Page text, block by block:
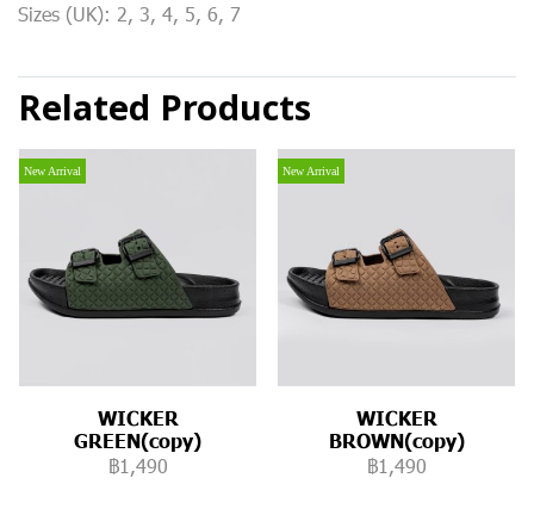
Sizes (UK): 2, 3, 4, 5, 6, 7
Related Products
New Arrival
WICKER
GREEN(copy)
฿1,490
New Arrival
WICKER
BROWN(copy)
฿1,490